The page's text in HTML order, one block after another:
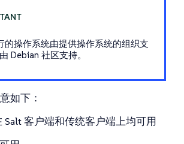
的操作系统由提供操作系统的组织支
Debian 社区支持。
如下：
Salt 客户端和传统客户端上均可用